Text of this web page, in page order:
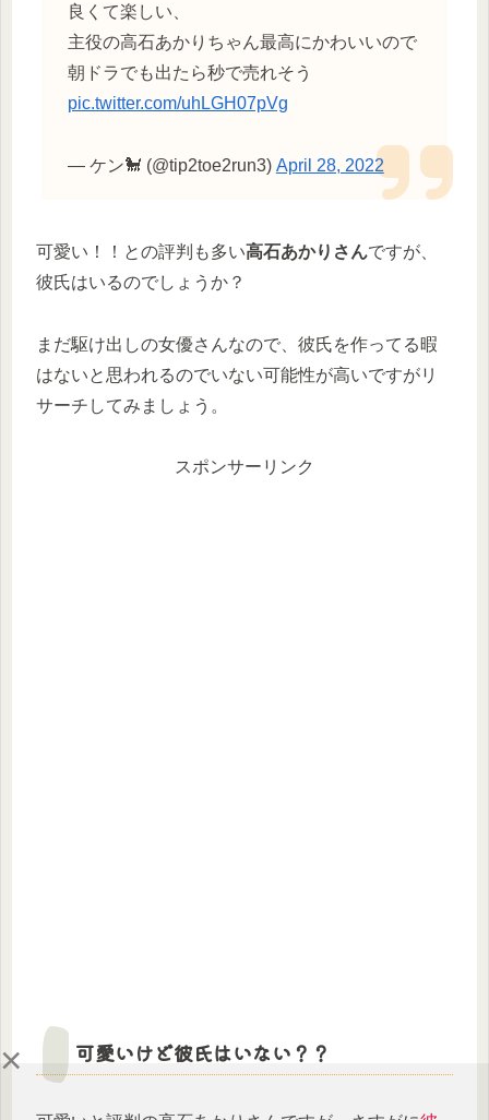
×
良くて楽しい、
主役の高石あかりちゃん最高にかわいいので
朝ドラでも出たら秒で売れそう
pic.twitter.com/uhLGH07pVg
— ケン🐩 (@tip2toe2run3) April 28, 2022
可愛い！！との評判も多い高石あかりさんですが、
彼氏はいるのでしょうか？
まだ駆け出しの女優さんなので、彼氏を作ってる暇
はないと思われるのでいない可能性が高いですがリ
サーチしてみましょう。
スポンサーリンク
可愛いけど彼氏はいない？？